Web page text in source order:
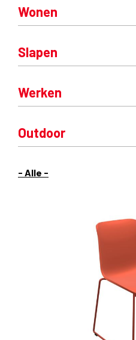
- Alle -
Wonen
Slapen
Werken
Outdoor